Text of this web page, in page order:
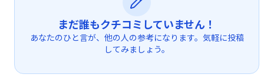
まだ誰もクチコミしていません！
あなたのひと言が、他の人の参考になります。気軽に投稿
してみましょう。